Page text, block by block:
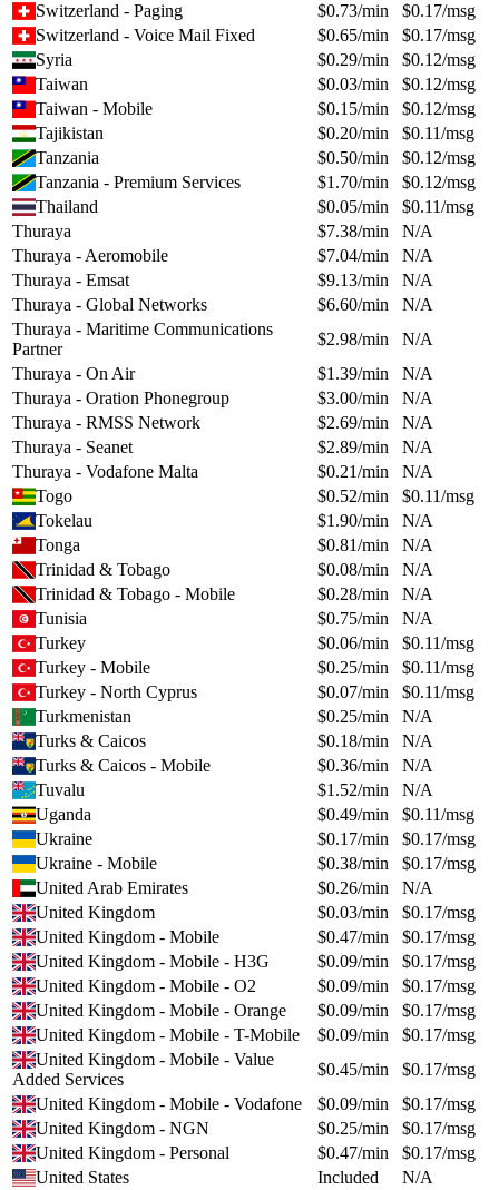
Switzerland - Paging
$0.73/min $0.17/msg
Switzerland - Voice Mail Fixed
$0.65/min $0.17/msg
Syria
$0.29/min $0.12/msg
Taiwan
$0.03/min $0.12/msg
Taiwan - Mobile
$0.15/min $0.12/msg
Tajikistan
$0.20/min $0.11/msg
Tanzania
$0.50/min $0.12/msg
Tanzania - Premium Services
$1.70/min $0.12/msg
Thailand
$0.05/min $0.11/msg
Thuraya
$7.38/min
N/A
Thuraya - Aeromobile
$7.04/min
N/A
Thuraya - Emsat
$9.13/min
N/A
Thuraya - Global Networks
$6.60/min
N/A
Thuraya - Maritime Communications
Partner
$2.98/min
N/A
Thuraya - On Air
$1.39/min
N/A
Thuraya - Oration Phonegroup
$3.00/min
N/A
Thuraya - RMSS Network
$2.69/min
N/A
Thuraya - Seanet
$2.89/min
N/A
Thuraya - Vodafone Malta
$0.21/min
N/A
Togo
$0.52/min $0.11/msg
Tokelau
$1.90/min
N/A
Tonga
$0.81/min
N/A
Trinidad & Tobago
$0.08/min
N/A
Trinidad & Tobago - Mobile
$0.28/min
N/A
Tunisia
$0.75/min
N/A
Turkey
$0.06/min $0.11/msg
Turkey - Mobile
$0.25/min $0.11/msg
Turkey - North Cyprus
$0.07/min $0.11/msg
Turkmenistan
$0.25/min
N/A
Turks & Caicos
$0.18/min
N/A
Turks & Caicos - Mobile
$0.36/min
N/A
Tuvalu
$1.52/min
N/A
Uganda
$0.49/min $0.11/msg
Ukraine
$0.17/min $0.17/msg
Ukraine - Mobile
$0.38/min $0.17/msg
United Arab Emirates
$0.26/min
N/A
United Kingdom
$0.03/min $0.17/msg
United Kingdom - Mobile
$0.47/min $0.17/msg
United Kingdom - Mobile - H3G
$0.09/min $0.17/msg
United Kingdom - Mobile - O2
$0.09/min $0.17/msg
United Kingdom - Mobile - Orange
$0.09/min $0.17/msg
United Kingdom - Mobile - T-Mobile
$0.09/min $0.17/msg
United Kingdom - Mobile - Value
Added Services
$0.45/min $0.17/msg
United Kingdom - Mobile - Vodafone
$0.09/min $0.17/msg
United Kingdom - NGN
$0.25/min $0.17/msg
United Kingdom - Personal
$0.47/min $0.17/msg
United States
Included
N/A